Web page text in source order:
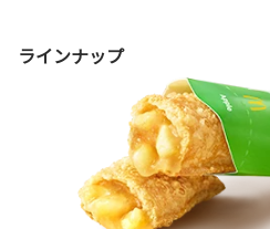
ラインナップ